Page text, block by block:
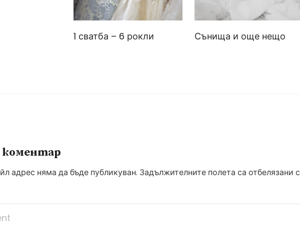
1 сватба – 6 рокли Сънища и още нещо
адрес няма да бъде публикуван. Задължителните полета са отбелязани с